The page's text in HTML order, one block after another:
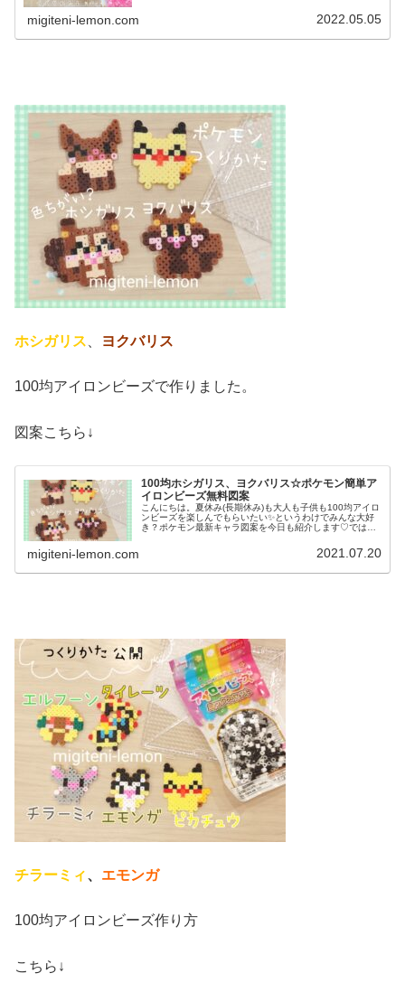
migiteni-lemon.com 2022.05.05
ホシガリス ヨクバリス
100均アイロンビーズで作りました。
図案こちら↓
100均ホシガリス、ヨクバリス☆ポケモン簡単ア
イロンビーズ無料図案
こんにちは。夏休み(長期休み)も大人も子供も100均アイロ
ンビーズを楽しんでもらいたい✨️というわけでみんな大好
き？ポケモン最新キャラ図案を今日も紹介します♡では、
migiteni-lemon.com 2021.07.20
チラーミィ、 エモンガ
100均アイロンビーズ作り方
こちら↓